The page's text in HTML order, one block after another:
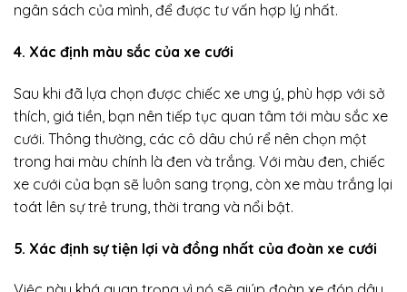
ngân sách của mình, để được tư vấn hợp lý nhất.
4. Xác định màu sắc của xe cưới
Sau khi đã lựa chọn được chiếc xe ưng ý, phù hợp với sở
thích, giá tiền, bạn nên tiếp tục quan tâm tới màu sắc xe
cưới. Thông thường, các cô dâu chú rể nên chọn một
trong hai màu chính là đen và trắng. Với màu đen, chiếc
xe cưới của bạn sẽ luôn sang trọng, còn xe màu trắng lại
toát lên sự trẻ trung, thời trang và nổi bật.
5. Xác định sự tiện lợi và đồng nhất của đoàn xe cưới